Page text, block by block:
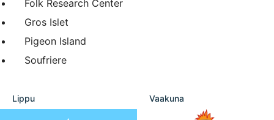
Folk Research Center
Gros Islet
Pigeon Island
Soufriere
Lippu Vaakuna